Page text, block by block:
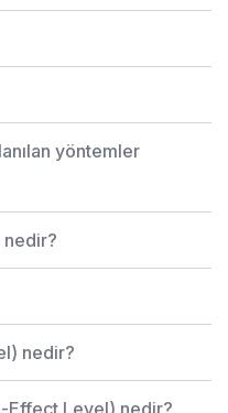
yöntemler
nedir?
nedir?
Effect Level) nedir?